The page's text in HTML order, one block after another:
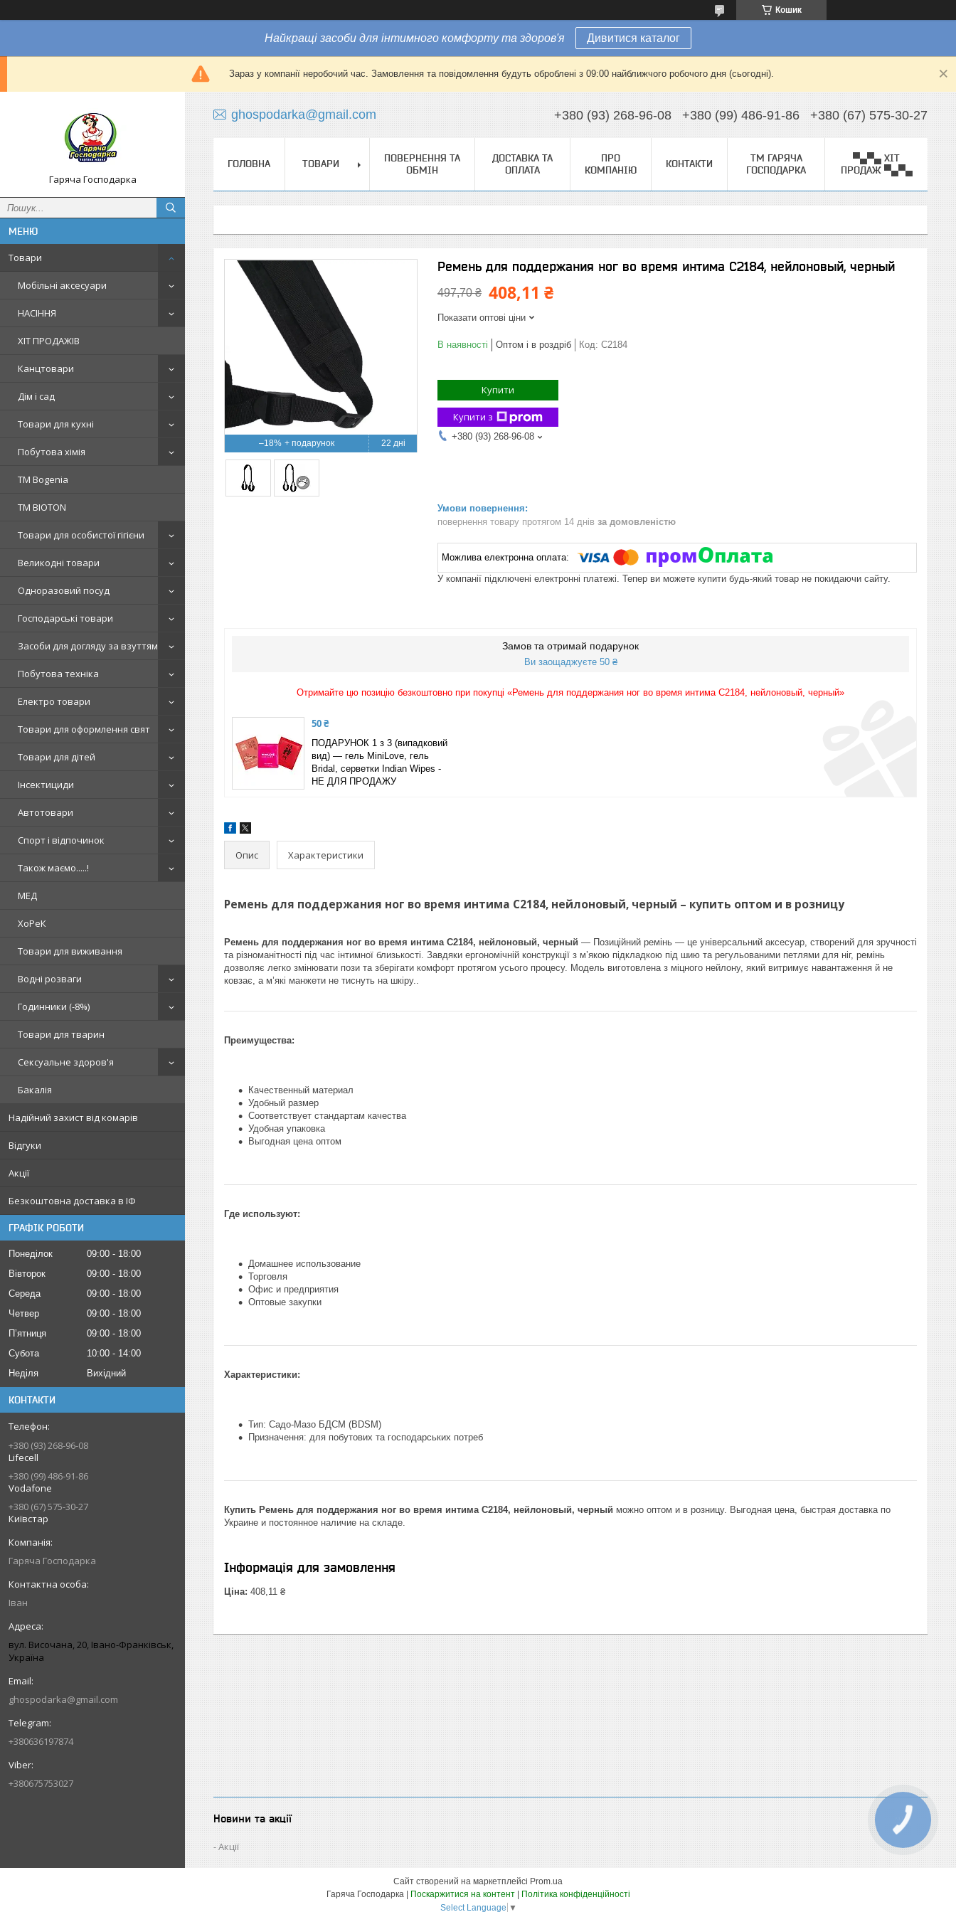
Кошик
Найкращі засоби для інтимного комфорту та здоров'я Дивитися каталог
Зараз у компанії неробочий час. Замовлення та повідомлення будуть оброблені з 09:00 найближчого робочого дня (сьогодні).
Гаряча Господарка
Товари
Мобільні аксесуари
НАСІННЯ
ХІТ ПРОДАЖІВ
Канцтовари
Дім і сад
Товари для кухні
Побутова хімія
ТМ Bogenia
ТМ BIOTON
Товари для особистої гігієни
Великодні товари
Одноразовий посуд
Господарські товари
Засоби для догляду за взуттям
Побутова техніка
Електро товари
Товари для оформлення свят
Товари для дітей
Інсектициди
Автотовари
Спорт і відпочинок
Також маємо.....!
МЕД
ХоРеК
Товари для виживання
Водні розваги
Годинники (-8%)
Товари для тварин
Сексуальне здоров'я
Бакалія
Надійний захист від комарів
Відгуки
Акції
Безкоштовна доставка в ІФ
ГРАФІК РОБОТИ
Понеділок 09:00
18:00
Вівторок
09:00
18:00
Середа
09:00
18:00
Четвер
09:00
18:00
Пʼятниця
09:00
18:00
Субота
10:00
14:00
Неділя
Вихідний
КОНТАКТИ
+380 (93) 268-96-08
Lifecell
+380 (99) 486-91-86
Vodafone
+380 (67) 575-30-27
Київстар
Гаряча Господарка
Іван
вул. Височана, 20, Івано-Франківськ,
Україна
ghospodarka@gmail.com
+380636197874
+380675753027
ghospodarka@gmail.com +380 (93) 268-96-08 +380 (99) 486-91-86 +380 (67) 575-30-27
ГОЛОВНА ТОВАРИ
ПОВЕРНЕННЯ ТА
ОБМІН
ДОСТАВКА ТА
ОПЛАТА
ПРО
КОМПАНІЮ
КОНТАКТИ
ТМ ГАРЯЧА
ГОСПОДАРКА
▀▄▀▄ ХІТ
ПРОДАЖ ▀▄▀▄
–18% 22 дні
Ремень для поддержания ног во время интима С2184, нейлоновый, черный
497,70 ₴ 408,11 ₴
Показати оптові ціни
В наявності Оптом і в роздріб Код: С2184
Купити
Купити з
+380 (93) 268-96-08
повернення товару протягом 14 днів за домовленістю
У компанії підключені електронні платежі. Тепер ви можете купити будь-який товар не покидаючи сайту.
Замов та отримай подарунок
Ви заощаджуєте 50 ₴
Отримайте цю позицію безкоштовно при покупці «Ремень для поддержания ног во время интима С2184, нейлоновый, черный»
50 ₴
ПОДАРУНОК 1 з 3 (випадковий
вид) — гель MiniLove, гель
Bridal, серветки Indian Wipes -
НЕ ДЛЯ ПРОДАЖУ
Опис Характеристики
Ремень для поддержания ног во время интима С2184, нейлоновый, черный – купить оптом и в розницу
Ремень для поддержания ног во время интима С2184, нейлоновый, черный — Позиційний ремінь — це універсальний аксесуар, створений для зручності
та різноманітності під час інтимної близькості. Завдяки ергономічній конструкції з м’якою підкладкою під шию та регульованими петлями для ніг, ремінь
дозволяє легко змінювати пози та зберігати комфорт протягом усього процесу. Модель виготовлена з міцного нейлону, який витримує навантаження й не
ковзає, а м’які манжети не тиснуть на шкіру..
Преимущества:
Качественный материал
Удобный размер
Соответствует стандартам качества
Удобная упаковка
Выгодная цена оптом
Где используют:
Домашнее использование
Торговля
Офис и предприятия
Оптовые закупки
Характеристики:
Тип: Садо-Мазо БДСМ (BDSM)
Призначення: для побутових та господарських потреб
Купить Ремень для поддержания ног во время интима С2184, нейлоновый, черный можно оптом и в розницу. Выгодная цена, быстрая доставка по
Украине и постоянное наличие на складе.
Інформація для замовлення
Ціна: 408,11 ₴
Новини та акції
Акції
Сайт створений на маркетплейсі Prom.ua
Поскаржитися на контент
Політика конфіденційності
Select Language ▼